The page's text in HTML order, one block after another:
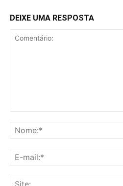
DEIXE UMA RESPOSTA